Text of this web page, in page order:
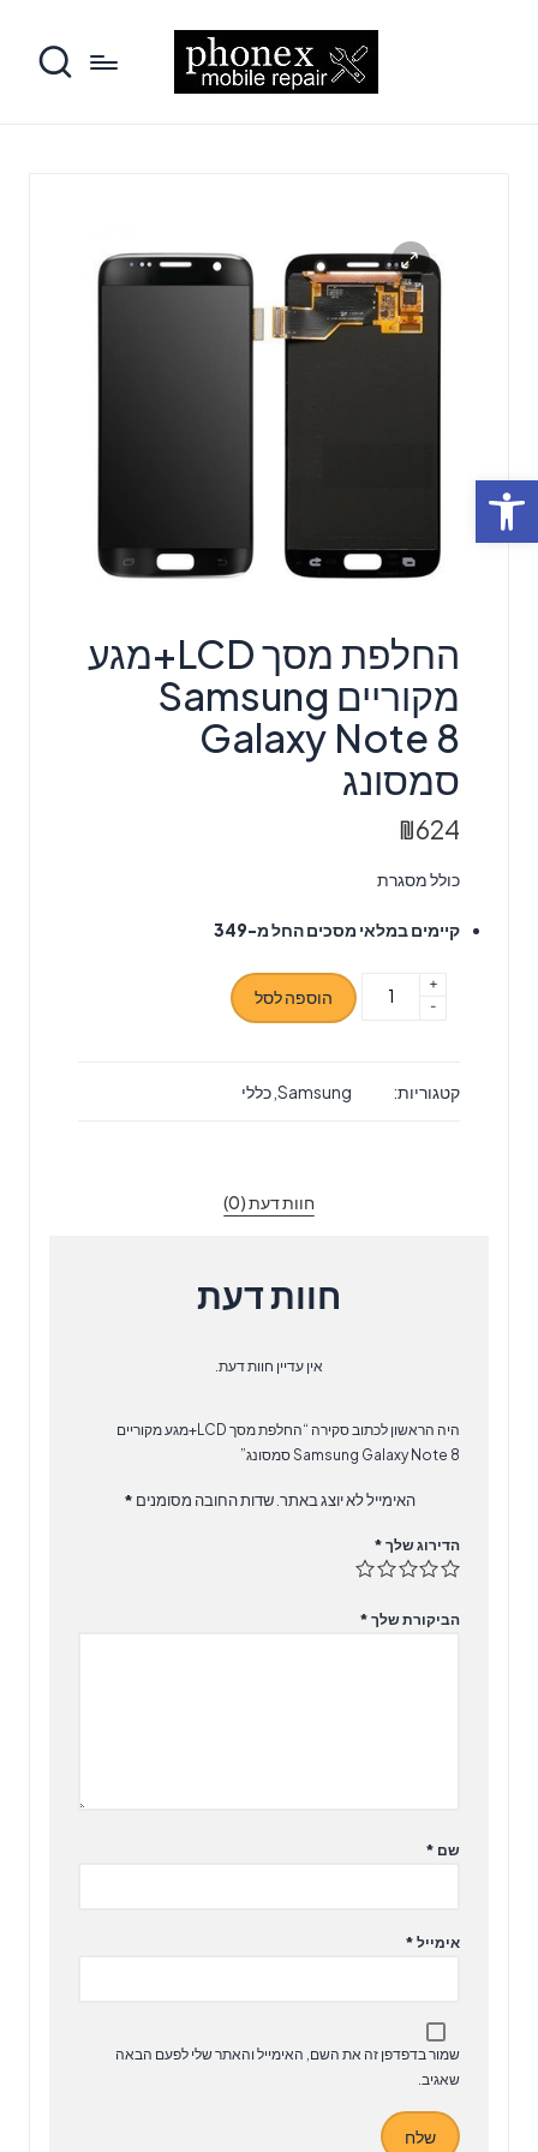
פתח סרגל נגישות
החלפת מסך LCD+מגע
מקוריים Samsung
Galaxy Note 8
סמסונג
₪624
כולל מסגרת
קיימים במלאי מסכים החל מ-349
כמות
LCD+מגע
-
+
הוספה לסל
קטגוריות: Samsung כללי
חוות דעת (0)
חוות דעת
אין עדיין חוות דעת.
היה הראשון לכתוב סקירה “החלפת מסך LCD+מגע מקוריים
Samsung Galaxy Note 8 סמסונג”
האימייל לא יוצג באתר. שדות החובה מסומנים *
הדירוג שלך *
הביקורת שלך *
שם *
אימייל *
שמור בדפדפן זה את השם, האימייל והאתר שלי לפעם הבאה
שאגיב.